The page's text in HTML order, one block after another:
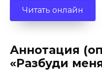
Читать онлайн
Аннотация
«Разбуди